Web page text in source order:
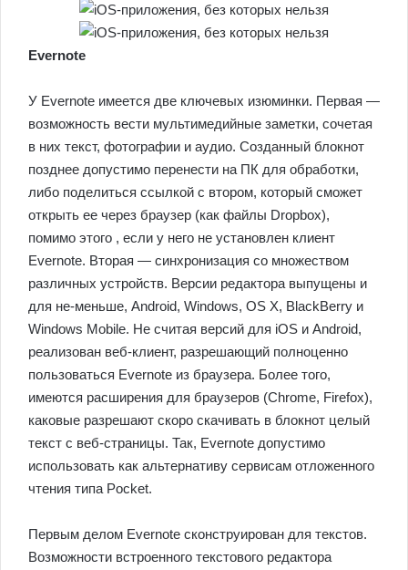
Evernote
У Evernote имеется две ключевых изюминки. Первая —
возможность вести мультимедийные заметки, сочетая
в них текст, фотографии и аудио. Созданный блокнот
позднее допустимо перенести на ПК для обработки,
либо поделиться ссылкой с втором, который сможет
открыть ее через браузер (как файлы Dropbox),
помимо этого , если у него не установлен клиент
Evernote. Вторая — синхронизация со множеством
различных устройств. Версии редактора выпущены и
для не-меньше, Android, Windows, OS X, BlackBerry и
Windows Mobile. Не считая версий для iOS и Android,
реализован веб-клиент, разрешающий полноценно
пользоваться Evernote из браузера. Более того,
имеются расширения для браузеров (Chrome, Firefox),
каковые разрешают скоро скачивать в блокнот целый
текст с веб-страницы. Так, Evernote допустимо
использовать как альтернативу сервисам отложенного
чтения типа Pocket.
Первым делом Evernote сконструирован для текстов.
Возможности встроенного текстового редактора